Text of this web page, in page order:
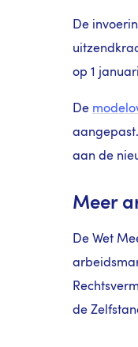
De
op 1
De
aan de
Meer
De Wet
de